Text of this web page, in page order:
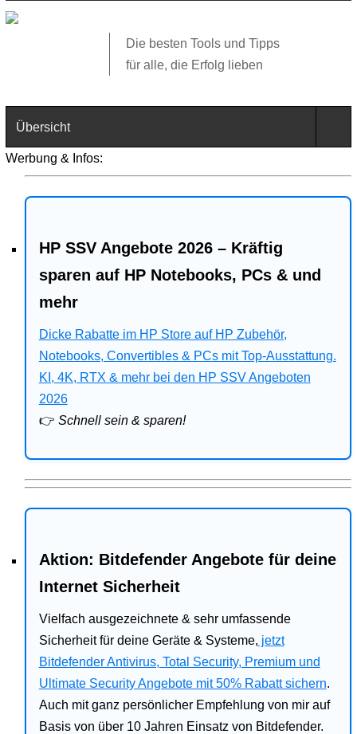
Die besten Tools und Tipps
für alle, die Erfolg lieben
Übersicht
Technik
Web
Business
Angebote
Bitdefender
Ratgeber
Werbung & Infos:
HP SSV Angebote 2026 – Kräftig
sparen auf HP Notebooks, PCs & und
mehr
Dicke Rabatte im HP Store auf HP Zubehör,
Notebooks, Convertibles & PCs mit Top-Ausstattung.
KI, 4K, RTX & mehr bei den HP SSV Angeboten
2026
👉 Schnell sein & sparen!
Aktion: Bitdefender Angebote für deine
Internet Sicherheit
Vielfach ausgezeichnete & sehr umfassende
Sicherheit für deine Geräte & Systeme, jetzt
Bitdefender Antivirus, Total Security, Premium und
Ultimate Security Angebote mit 50% Rabatt sichern.
Auch mit ganz persönlicher Empfehlung von mir auf
Basis von über 10 Jahren Einsatz von Bitdefender.